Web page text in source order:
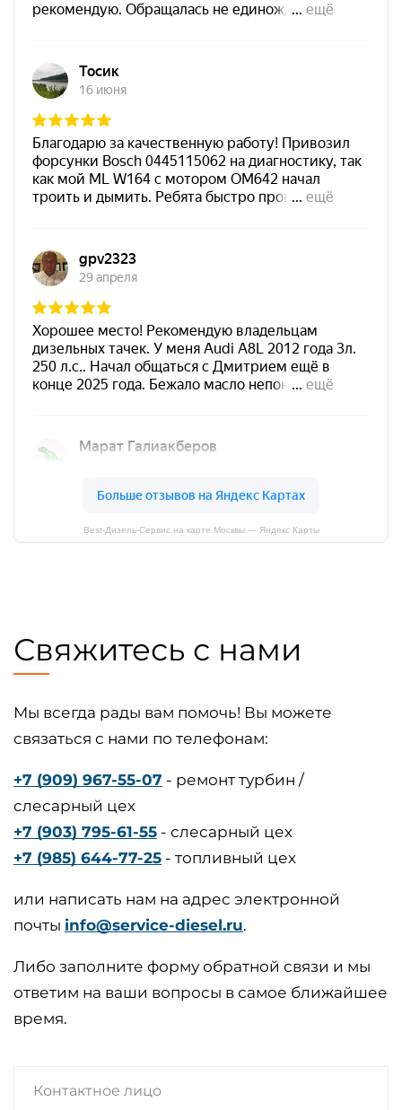
Best-Дизель-Сервис на карте Москвы — Яндекс Карты
Свяжитесь с нами
Мы всегда рады вам помочь! Вы можете
связаться с нами по телефонам:
+7 (909) 967-55-07 - ремонт турбин /
слесарный цех
+7 (903) 795-61-55 - слесарный цех
+7 (985) 644-77-25 - топливный цех
или написать нам на адрес электронной
почты info@service-diesel.ru.
Либо заполните форму обратной связи и мы
ответим на ваши вопросы в самое ближайшее
время.